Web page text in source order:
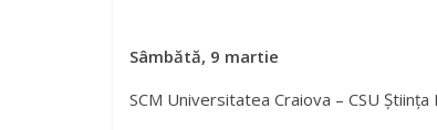
Sâmbătă, 9 martie
SCM Universitatea Craiova – CSU